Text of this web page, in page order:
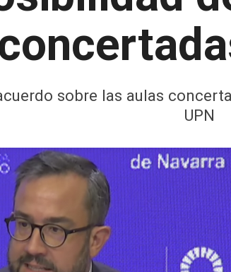
sobre las aulas
UPN